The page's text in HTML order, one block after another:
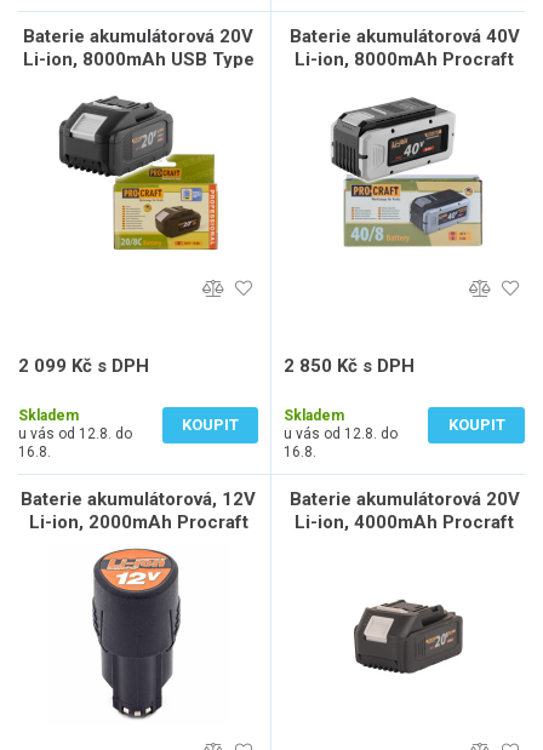
Baterie akumulátorová 20V
Li-ion, 8000mAh USB Type
2 099 Kč s DPH
Skladem
u vás od 12.8. do
16.8.
KOUPIT
Baterie akumulátorová 40V
Li-ion, 8000mAh Procraft
2 850 Kč s DPH
Skladem
u vás od 12.8. do
16.8.
KOUPIT
Baterie akumulátorová, 12V
Li-ion, 2000mAh Procraft
12/4 | 12/4
Baterie akumulátorová 20V
Li-ion, 4000mAh Procraft